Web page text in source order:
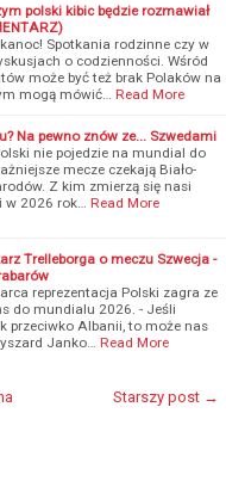
polski kibic będzie rozmawiał
Spotkania rodzinne czy w
o codzienności. Wśród
może być też brak Polaków na
mogą mówić… Read More
Na pewno znów ze... Szwedami
nie pojedzie na mundial do
mecze czekają Biało-
Z kim zmierzą się nasi
w 2026 rok… Read More
Trelleborga o meczu Szwecja -
reprezentacja Polski zagra ze
do mundialu 2026. - Jeśli
przeciwko Albanii, to może nas
Janko… Read More
Starszy post →